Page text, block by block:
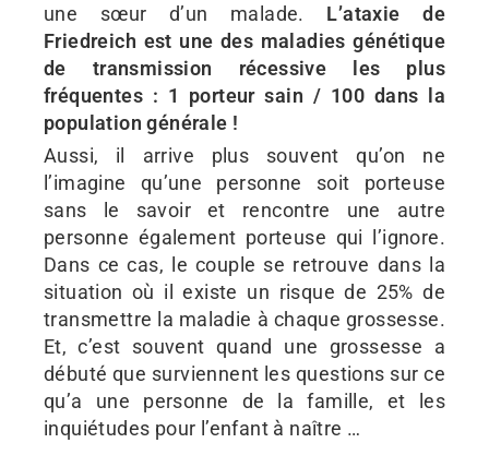
une sœur d’un malade. L’ataxie de
Friedreich est une des maladies génétique
de transmission récessive les plus
fréquentes : 1 porteur sain / 100 dans la
population générale !
Aussi, il arrive plus souvent qu’on ne
l’imagine qu’une personne soit porteuse
sans le savoir et rencontre une autre
personne également porteuse qui l’ignore.
Dans ce cas, le couple se retrouve dans la
situation où il existe un risque de 25% de
transmettre la maladie à chaque grossesse.
Et, c’est souvent quand une grossesse a
débuté que surviennent les questions sur ce
qu’a une personne de la famille, et les
inquiétudes pour l’enfant à naître …